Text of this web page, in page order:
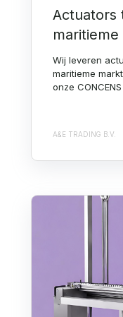
Actuators
Wij leveren
maritieme
onze
A&E TRADING B.V.